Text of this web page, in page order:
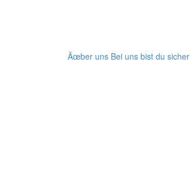
Ãœber uns Bei uns bist du sicher